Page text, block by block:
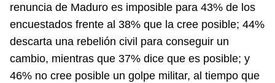
renuncia de Maduro es imposible para 43% de los
encuestados frente al 38% que la cree posible; 44%
descarta una rebelión civil para conseguir un
cambio, mientras que 37% dice que es posible; y
46% no cree posible un golpe militar, al tiempo que